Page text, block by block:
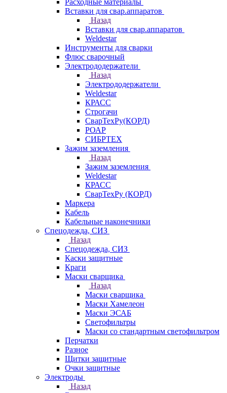
Расходные материалы
Вставки для свар.аппаратов
Назад
Вставки для свар.аппаратов
Weldestar
Инструменты для сварки
Флюс сварочный
Электрододержатели
Назад
Электрододержатели
Weldestar
КРАСС
Строгачи
СварТехРу(КОРД)
РОАР
СИБРТЕХ
Зажим заземления
Назад
Зажим заземления
Weldestar
КРАСС
СварТехРу (КОРД)
Маркера
Кабель
Кабельные наконечники
Спецодежда, СИЗ
Назад
Спецодежда, СИЗ
Каски защитные
Краги
Маски сварщика
Назад
Маски сварщика
Маски Хамелеон
Маски ЭСАБ
Светофильтры
Маски со стандартным светофильтром
Перчатки
Разное
Щитки защитные
Очки защитные
Электроды
Назад